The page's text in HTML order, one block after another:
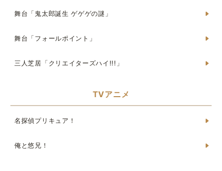
舞台「鬼太郎誕生 ゲゲゲの謎」
舞台「フォールポイント」
三人芝居「クリエイターズハイ!!!」
TVアニメ
名探偵プリキュア！
俺と悠兄！